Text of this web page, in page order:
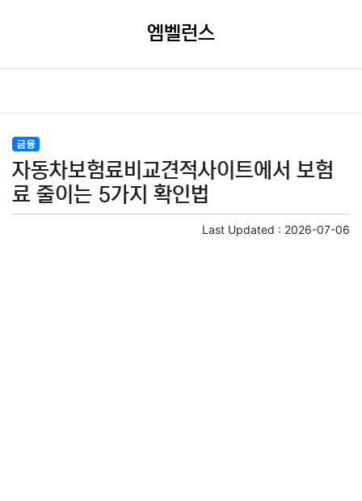
엠벨런스
금융
자동차보험료비교견적사이트에서 보험
료 줄이는 5가지 확인법
Last Updated : 2026-07-06